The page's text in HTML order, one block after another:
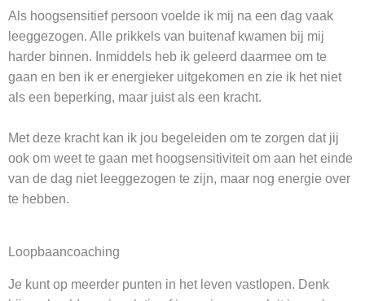
Als hoogsensitief persoon voelde ik mij na een dag vaak
leeggezogen. Alle prikkels van buitenaf kwamen bij mij
harder binnen. Inmiddels heb ik geleerd daarmee om te
gaan en ben ik er energieker uitgekomen en zie ik het niet
als een beperking, maar juist als een kracht.
Met deze kracht kan ik jou begeleiden om te zorgen dat jij
ook om weet te gaan met hoogsensitiviteit om aan het einde
van de dag niet leeggezogen te zijn, maar nog energie over
te hebben.
Loopbaancoaching
Je kunt op meerder punten in het leven vastlopen. Denk